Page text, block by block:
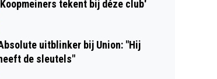
tekent bij déze club'
uitblinker bij Union: "Hij
heeft de sleutels"